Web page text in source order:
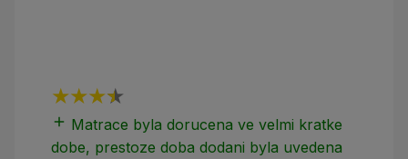
add Matrace byla dorucena ve velmi kratke
dobe, prestoze doba dodani byla uvedena